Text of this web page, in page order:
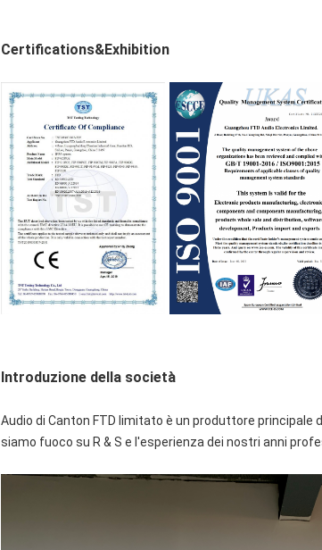
Certifications&Exhibition
Introduzione della società
Audio di Canton FTD limitato è un produttore
siamo fuoco su R & S e l'esperienza dei nostri anni